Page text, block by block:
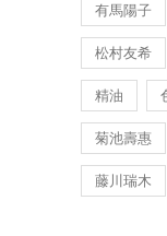
有馬陽子
松村友希
精油
菊池壽惠
藤川瑞木